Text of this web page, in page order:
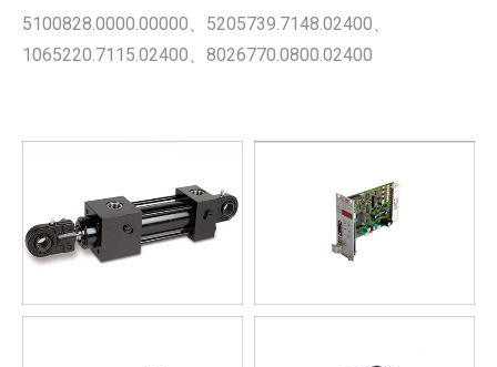
5100828.0000.00000、5205739.7148.02400、
1065220.7115.02400、8026770.0800.02400